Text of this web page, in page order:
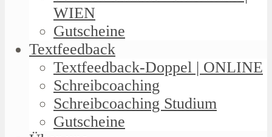
WIEN
Gutscheine
Textfeedback
Textfeedback-Doppel | ONLINE
Schreibcoaching
Schreibcoaching Studium
Gutscheine